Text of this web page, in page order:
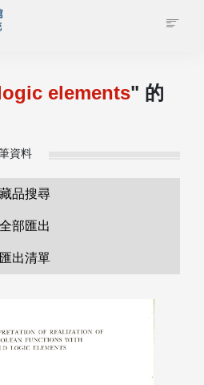
elements" 的
資料
藏品搜尋
全部匯出
匯出清單